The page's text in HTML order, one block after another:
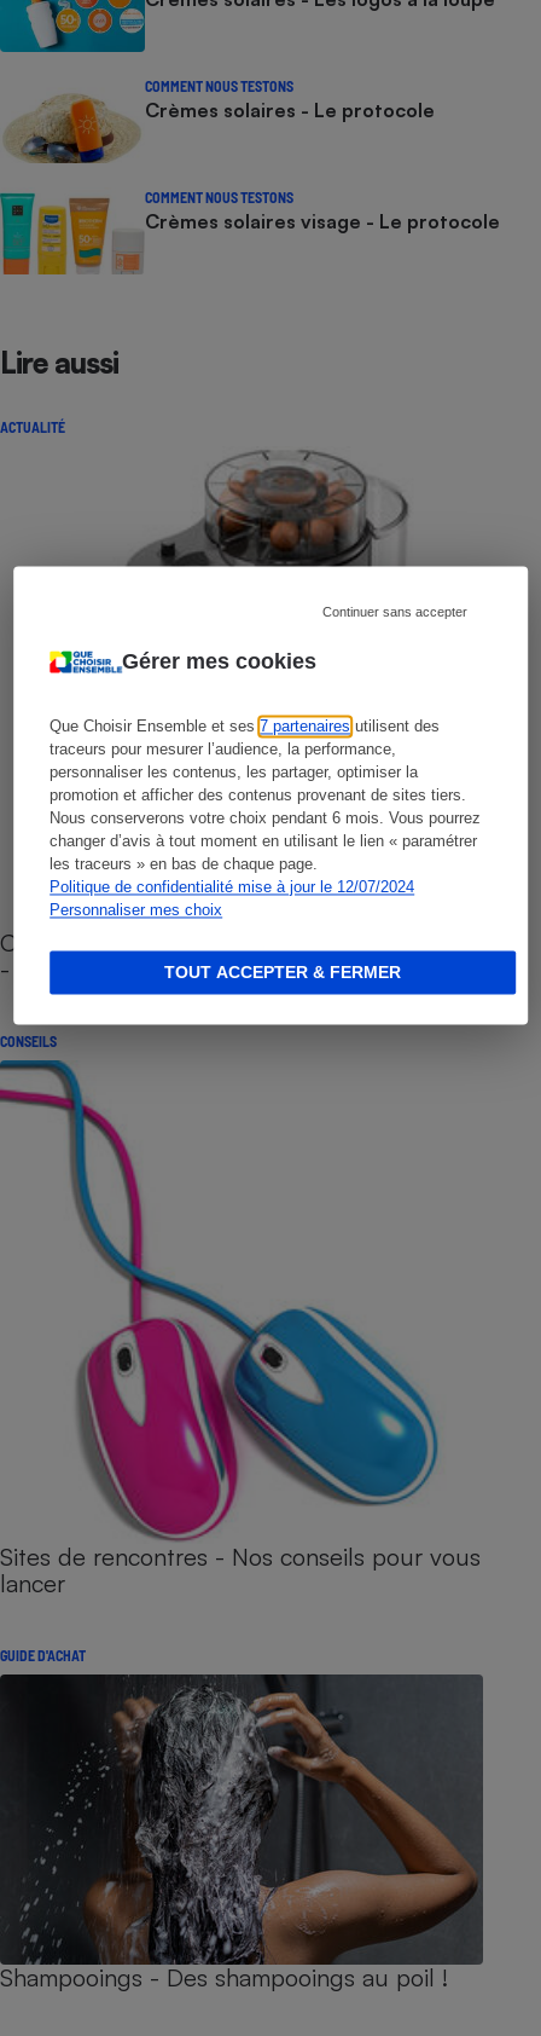
Gérer mes cookies
Que Choisir Ensemble et ses7 partenaires utilisent des
traceurs pour mesurer l’audience, la performance,
personnaliser les contenus, les partager, optimiser la
promotion et afficher des contenus provenant de sites tiers.
Nous conserverons votre choix pendant 6 mois. Vous pourrez
changer d’avis à tout moment en utilisant le lien « paramétrer
les traceurs » en bas de chaque page.
Politique de confidentialité mise à jour le 12/07/2024
Personnaliser mes choix
Continuer sans accepter
TOUT ACCEPTER & FERMER
COMMENT NOUS TESTONS
Crèmes solaires - Le protocole
COMMENT NOUS TESTONS
Crèmes solaires visage - Le protocole
Lire aussi
ACTUALITÉ
Cafetière à capsules zéro déchet CoffeeB (vidéo)
- Premières impressions
CONSEILS
Sites de rencontres - Nos conseils pour vous
lancer
GUIDE D'ACHAT
Shampooings - Des shampooings au poil !